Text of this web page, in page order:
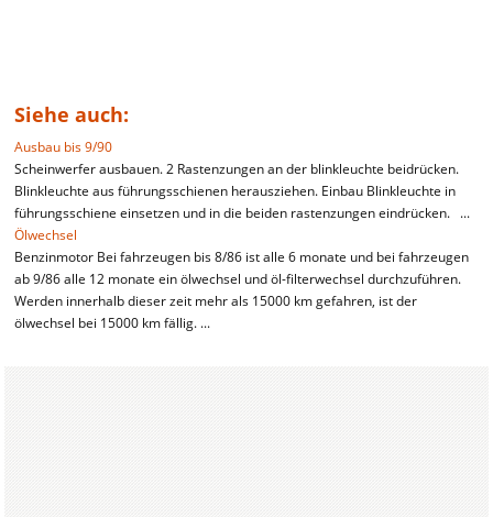
Siehe auch:
Ausbau bis 9/90
Scheinwerfer ausbauen. 2 Rastenzungen an der blinkleuchte beidrücken.
Blinkleuchte aus führungsschienen herausziehen. Einbau Blinkleuchte in
führungsschiene einsetzen und in die beiden rastenzungen eindrücken. ...
Ölwechsel
Benzinmotor Bei fahrzeugen bis 8/86 ist alle 6 monate und bei fahrzeugen
ab 9/86 alle 12 monate ein ölwechsel und öl-filterwechsel durchzuführen.
Werden innerhalb dieser zeit mehr als 15000 km gefahren, ist der
ölwechsel bei 15000 km fällig. ...